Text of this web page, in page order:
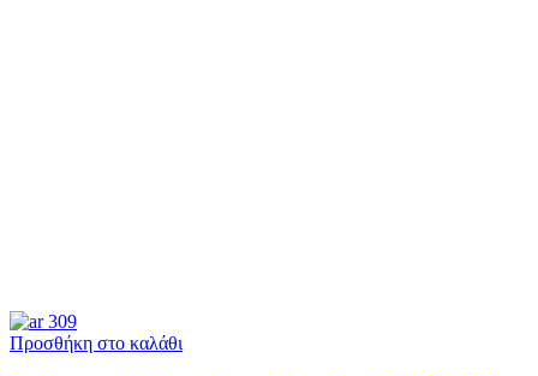
Προσθήκη στο καλάθι